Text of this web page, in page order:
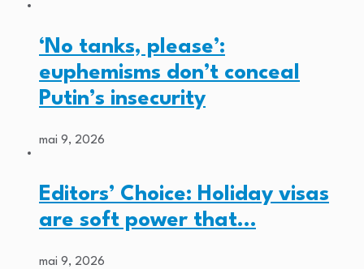
‘No tanks, please’:
euphemisms don’t conceal
Putin’s insecurity
mai 9, 2026
Editors’ Choice: Holiday visas
are soft power that…
mai 9, 2026